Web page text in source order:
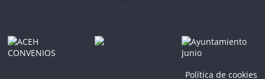
Política de cookies